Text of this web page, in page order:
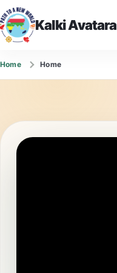
Kalki Avatara
Home Home